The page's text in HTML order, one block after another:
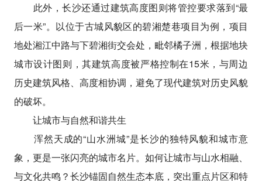
此外，长沙还通过建筑高度图则将管控要求落到“最
后一米”。以位于古城风貌区的碧湘楚巷项目为例，项目
地处湘江中路与下碧湘街交会处，毗邻橘子洲，根据地块
城市设计图则，其建筑高度被严格控制在15米，与周边
历史建筑风格、高度相协调，避免了现代建筑对历史风貌
的破坏。
让城市与自然和谐共生
浑然天成的“山水洲城”是长沙的独特风貌和城市意
象，更是一张闪亮的城市名片。如何让城市与山水相融、
与文化共鸣？长沙锚固自然生态本底，突出重点片区和特